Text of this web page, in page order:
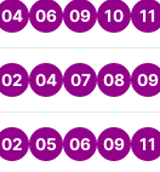
04 06 09 10 11
02 04 07 08 09
02 05 06 09 11